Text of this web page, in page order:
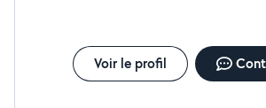
Voir le profil